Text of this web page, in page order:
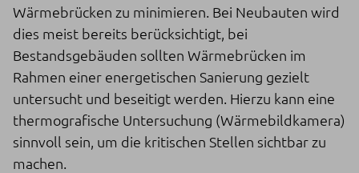
Wärmebrücken zu minimieren. Bei Neubauten wird
dies meist bereits berücksichtigt, bei
Bestandsgebäuden sollten Wärmebrücken im
Rahmen einer energetischen Sanierung gezielt
untersucht und beseitigt werden. Hierzu kann eine
thermografische Untersuchung (Wärmebildkamera)
sinnvoll sein, um die kritischen Stellen sichtbar zu
machen.